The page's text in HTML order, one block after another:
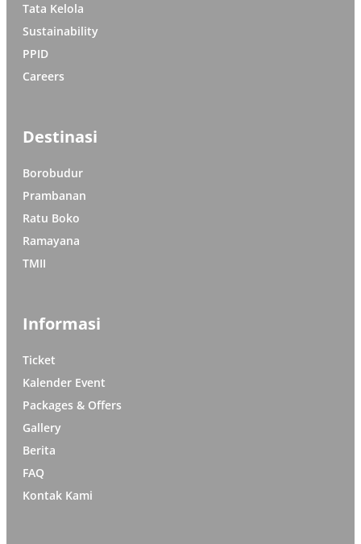
Tata Kelola
Sustainability
PPID
Careers
Destinasi
Borobudur
Prambanan
Ratu Boko
Ramayana
TMII
Informasi
Ticket
Kalender Event
Packages & Offers
Gallery
Berita
FAQ
Kontak Kami